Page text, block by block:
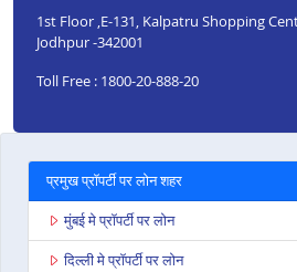
1st Floor ,E-131, Kalpatru Shopping
Jodhpur -342001
Toll Free : 1800-20-888-20
प्रमुख प्रॉपर्टी पर लोन शहर
मुंबई मे प्रॉपर्टी पर लोन
दिल्ली मे प्रॉपर्टी पर लोन